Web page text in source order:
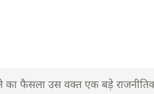
फैसला उस वक्त एक बड़े